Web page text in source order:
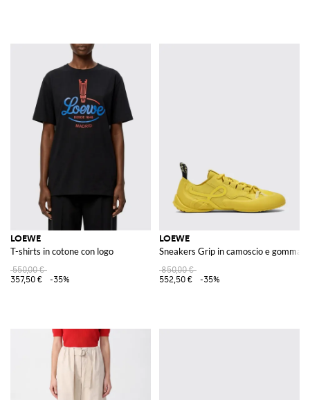
LOEWE
T-shirts in cotone con logo
550,00 €
357,50 €
-35%
LOEWE
Sneakers Grip in camoscio e gomma
850,00 €
552,50 €
-35%